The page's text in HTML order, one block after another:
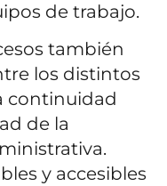
de trabajo.
también
los distintos
continuidad
de la
y accesibles